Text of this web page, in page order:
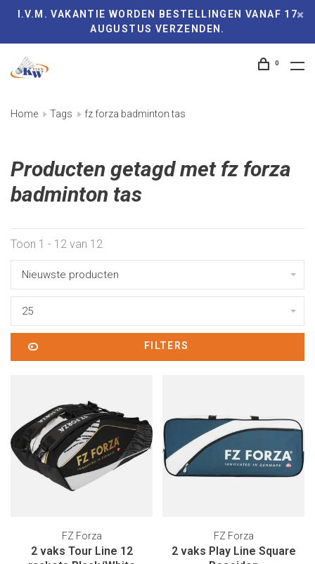
I.V.M. VAKANTIE WORDEN BESTELLINGEN VANAF 17
AUGUSTUS VERZENDEN.
0
Home Tags fz forza badminton tas
Producten getagd met fz forza
badminton tas
Toon 1 - 12 van 12
Nieuwste producten
25
FILTERS
FZ Forza
2 vaks Tour Line 12
FZ Forza
2 vaks Play Line Square